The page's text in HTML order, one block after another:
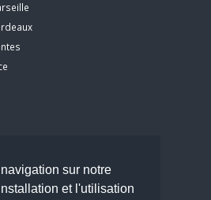
sur notre
et l'utilisation